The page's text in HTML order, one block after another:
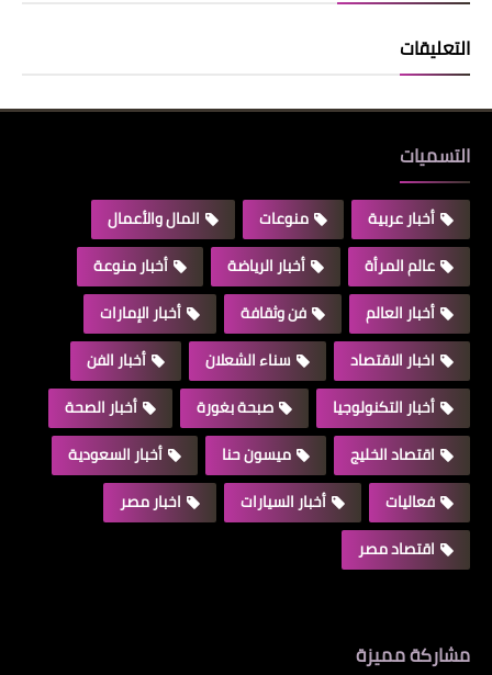
التعليقات
التسميات
أخبار عربية منوعات
المال والأعمال
عالم المرأة
أخبار الرياضة
أخبار منوعة
أخبار العالم
فن وثقافة
أخبار الإمارات
اخبار الاقتصاد
سناء الشعلان
أخبار الفن
أخبار التكنولوجيا
صبحة بغورة
أخبار الصحة
اقتصاد الخليج
ميسون حنا
أخبار السعودية
فعاليات
أخبار السيارات
اخبار مصر
اقتصاد مصر
مشاركة مميزة